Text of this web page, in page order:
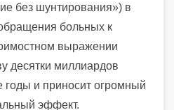
без шунтирования») в
больных к
выражении
десятки миллиардов
годы и приносит огромный
эффект.